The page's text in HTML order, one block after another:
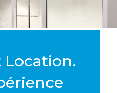
Location.